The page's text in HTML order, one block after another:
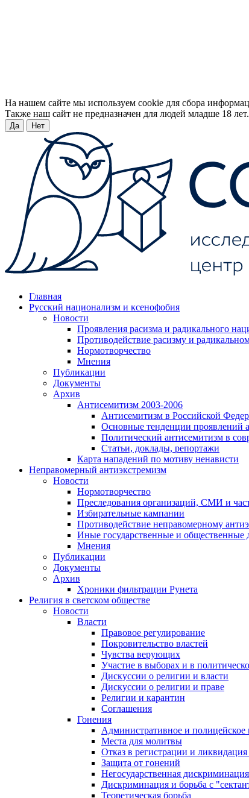
На нашем сайте мы используем cookie для сбора
Также наш сайт не предназначен для людей младше 18
Да Нет
Главная
Русский национализм и ксенофобия
Новости
Проявления расизма и радикального
Противодействие расизму и
Нормотворчество
Мнения
Публикации
Документы
Архив
Антисемитизм 2003-2006
Антисемитизм в Российской
Основные тенденции проявлений
Политический антисемитизм в
Статьи, доклады, репортажи
Карта нападений по мотиву ненависти
Неправомерный антиэкстремизм
Новости
Нормотворчество
Преследования организаций, СМИ и
Избирательные кампании
Противодействие неправомерному
Иные государственные и общественные
Мнения
Публикации
Документы
Архив
Хроники фильтрации Рунета
Религия в светском обществе
Новости
Власти
Правовое регулирование
Покровительство властей
Чувства верующих
Участие в выборах и в
Дискуссии о религии и власти
Дискуссии о религии и праве
Религии и карантин
Соглашения
Гонения
Административное и полицейское
Места для молитвы
Отказ в регистрации и
Защита от гонений
Негосударственная дискриминация
Дискриминация и борьба с
Теоретическая борьба